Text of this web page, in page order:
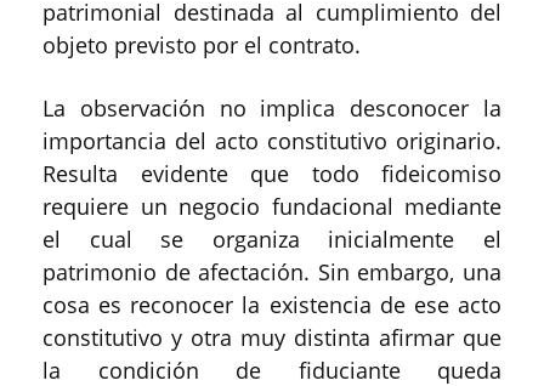
patrimonial destinada al cumplimiento del
objeto previsto por el contrato.
La observación no implica desconocer la
importancia del acto constitutivo originario.
Resulta evidente que todo fideicomiso
requiere un negocio fundacional mediante
el cual se organiza inicialmente el
patrimonio de afectación. Sin embargo, una
cosa es reconocer la existencia de ese acto
constitutivo y otra muy distinta afirmar que
la condición de fiduciante queda